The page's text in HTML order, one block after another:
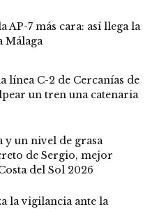
AP-7 más cara: así llega la
Málaga
línea C-2 de Cercanías de
un tren una catenaria
y un nivel de grasa
de Sergio, mejor
del Sol 2026
la vigilancia ante la